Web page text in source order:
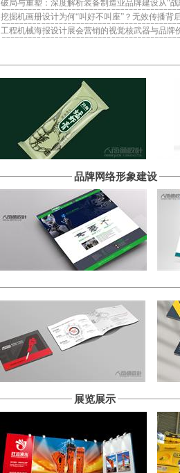
破局与重塑：深度解析装备制造业品牌建设从“战
挖掘机画册设计为何“叫好不叫座”？无效传播背
工程机械海报设计展会营销的视觉核武器与品牌
品牌网络形象建设
展览展示